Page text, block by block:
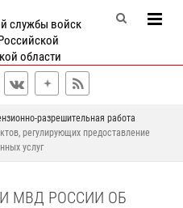
службы войск
области
разрешительная работа
регулирующих предоставление
услуг
МВД РОССИИ ОБ